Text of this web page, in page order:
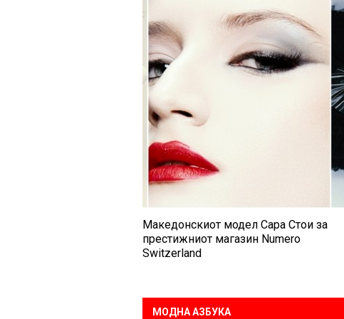
Македонскиот модел Сара Стои за
престижниот магазин Numero
Switzerland
МОДНА АЗБУКА